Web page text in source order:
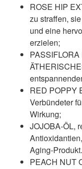
ROSE HIP
zu straffen,
und eine
erzielen;
RED POPPY
Verbündeter
Wirkung;
JOJOBA-ÖL,
Aging-Produkt.
PEACH NUT